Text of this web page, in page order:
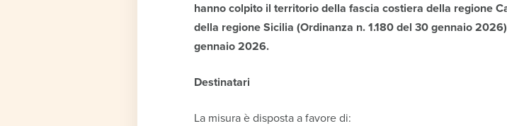
hanno colpito il territorio della fascia costiera della regione
della regione Sicilia (Ordinanza n. 1.180 del 30 gennaio
gennaio 2026.
Destinatari
La misura è disposta a favore di: